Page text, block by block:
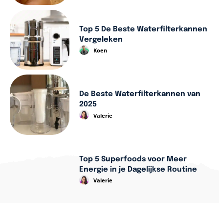
Top 5 De Beste Waterfilterkannen
Vergeleken
Koen
De Beste Waterfilterkannen van
2025
Valerie
Top 5 Superfoods voor Meer
Energie in je Dagelijkse Routine
Valerie